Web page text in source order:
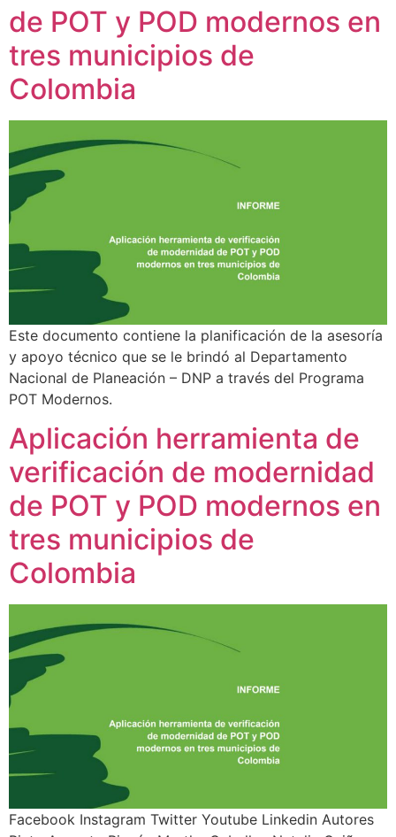
de POT y POD modernos en
tres municipios de
Colombia
Este documento contiene la planificación de la asesoría
y apoyo técnico que se le brindó al Departamento
Nacional de Planeación – DNP a través del Programa
POT Modernos.
Aplicación herramienta de
verificación de modernidad
de POT y POD modernos en
tres municipios de
Colombia
Facebook Instagram Twitter Youtube Linkedin Autores